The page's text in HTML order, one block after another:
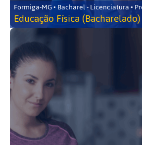
Formiga-MG • Bacharel - Licenciatura •
Educação Física (Bacharelado)